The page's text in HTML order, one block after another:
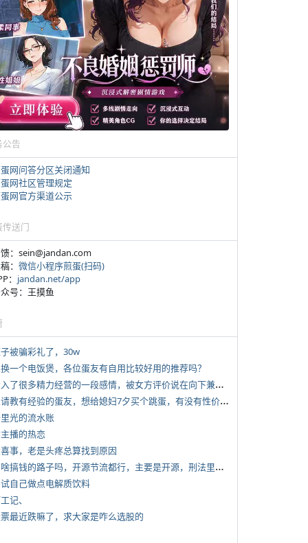
公告
网问答分区关闭通知
网社区管理规定
网官方渠道公示
传送门
：sein@jandan.com
： 微信小程序煎蛋(扫码)
： jandan.net/app
号：王摸鱼
被骗彩礼了，30w
一个电饭煲，各位蛋友有自用比较好用的推荐吗？
*
投入了很多精力经营的一段感情，被女方评价说在向下兼容我，感觉有点破防
*
想请教有经验的蛋友，想给媳妇7夕买个跳蛋，有没有性价比高的推荐
光的流水账
播的热恋
事，老是头疼总算找到原因
*
有啥搞钱的路子吗，开源节流都行，主要是开源，刑法里的咱不做
自己做点电解质饮料
记、
最近跌嘛了，求大家是咋么选股的